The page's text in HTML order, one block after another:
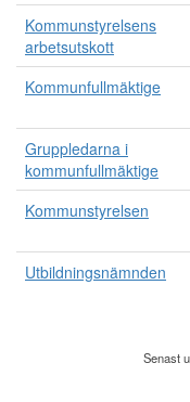
Kommunstyrelsens
arbetsutskott
Kommunfullmäktige
Gruppledarna i
kommunfullmäktige
Kommunstyrelsen
Utbildningsnämnden
Senast